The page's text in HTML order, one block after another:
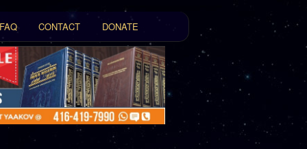
FAQ CONTACT DONATE